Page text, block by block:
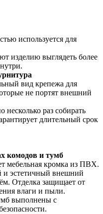
используется для
изделию выглядеть более
вид крепежа для
не портят внешний
несколько раз собирать
длительный срок
комодов и тумб
мебельная кромка из ПВХ.
и эстетичный внешний
Отделка защищает от
влаги и пыли.
выполнены с